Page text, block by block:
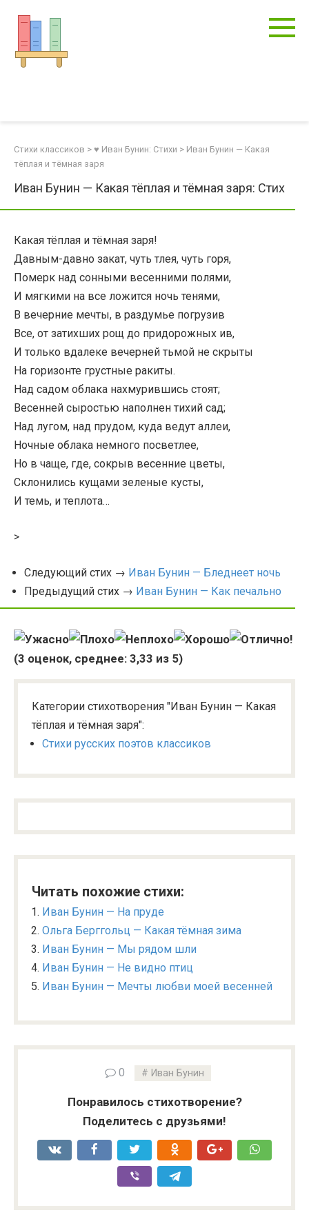
контенту
Стихи классиков > ♥ Иван Бунин: Стихи > Иван Бунин — Какая
тёплая и тёмная заря
Иван Бунин — Какая тёплая и тёмная заря: Стих
Какая тёплая и тёмная заря!
Давным-давно закат, чуть тлея, чуть горя,
Померк над сонными весенними полями,
И мягкими на все ложится ночь тенями,
В вечерние мечты, в раздумье погрузив
Все, от затихших рощ до придорожных ив,
И только вдалеке вечерней тьмой не скрыты
На горизонте грустные ракиты.
Над садом облака нахмурившись стоят;
Весенней сыростью наполнен тихий сад;
Над лугом, над прудом, куда ведут аллеи,
Ночные облака немного посветлее,
Но в чаще, где, сокрыв весенние цветы,
Склонились кущами зеленые кусты,
И темь, и теплота…
>
Следующий стих → Иван Бунин — Бледнеет ночь
Предыдущий стих → Иван Бунин — Как печально
(3 оценок, среднее: 3,33 из 5)
Категории стихотворения "Иван Бунин — Какая
тёплая и тёмная заря":
Стихи русских поэтов классиков
Читать похожие стихи:
Иван Бунин — На пруде
Ольга Берггольц — Какая тёмная зима
Иван Бунин — Мы рядом шли
Иван Бунин — Не видно птиц
Иван Бунин — Мечты любви моей весенней
0 Иван Бунин
Понравилось стихотворение?
Поделитесь с друзьями!